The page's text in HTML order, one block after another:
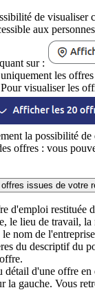
de visualiser
aux
sur :
les
visualiser les
la possibilité de
offres : vous
issues de votre
d'emploi restituée
le lieu de travail, la
nom de
du descriptif du
détail d'une offre
la gauche. Vous